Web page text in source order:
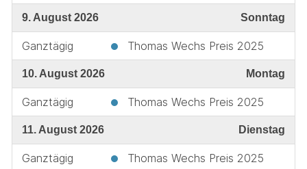
9. August 2026 Sonntag
Ganztägig Thomas Wechs Preis 2025
10. August 2026 Montag
Ganztägig Thomas Wechs Preis 2025
11. August 2026 Dienstag
Ganztägig Thomas Wechs Preis 2025